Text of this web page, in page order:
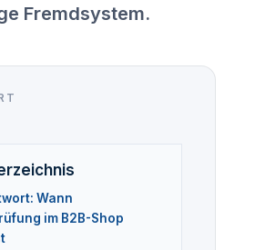
Fremdsystem.
Wann
im B2B-Shop